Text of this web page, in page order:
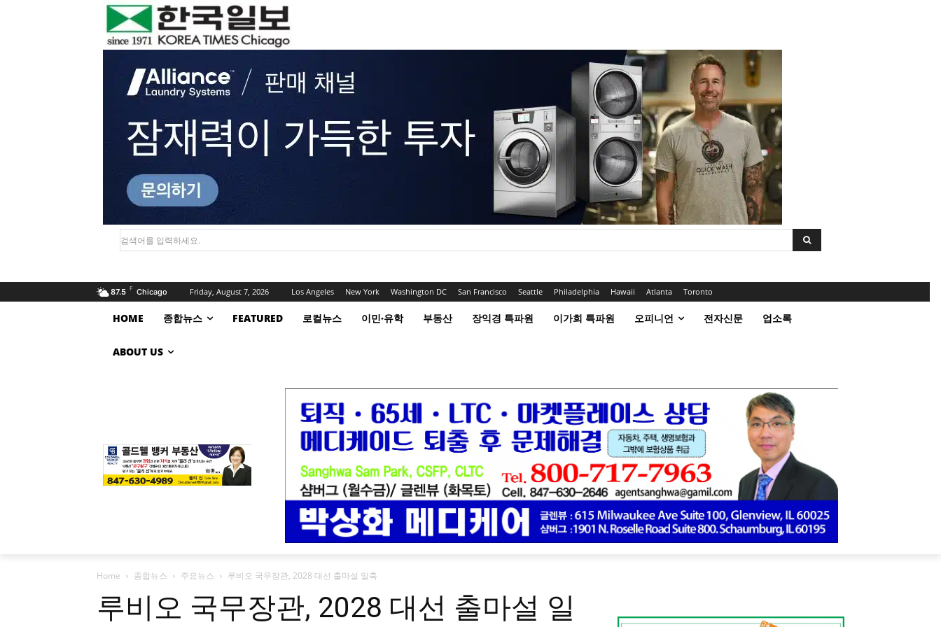
검색어를 입력하세요.
87.5 F Chicago Friday, August 7, 2026 Los Angeles New York Washington DC San Francisco Seattle Philadelphia Hawaii Atlanta Toronto
HOME 종합뉴스 FEATURED 로컬뉴스 이민·유학 부동산 장익경 특파원 이가희 특파원 오피니언 전자신문 업소록
ABOUT US
Home 종합뉴스 주요뉴스 루비오 국무장관, 2028 대선 출마설 일축
루비오 국무장관, 2028 대선 출마설 일